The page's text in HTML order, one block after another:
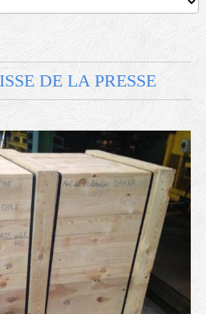
DE LA PRESSE